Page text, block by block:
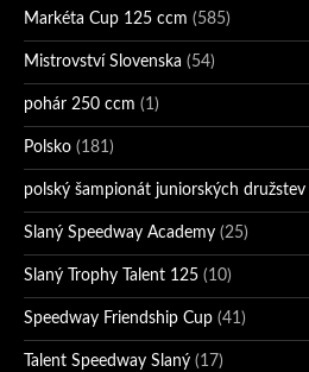
Markéta Cup 125 ccm (585)
Mistrovství Slovenska (54)
pohár 250 ccm (1)
Polsko (181)
polský šampionát juniorských družstev
Slaný Speedway Academy (25)
Slaný Trophy Talent 125 (10)
Speedway Friendship Cup (41)
Talent Speedway Slaný (17)